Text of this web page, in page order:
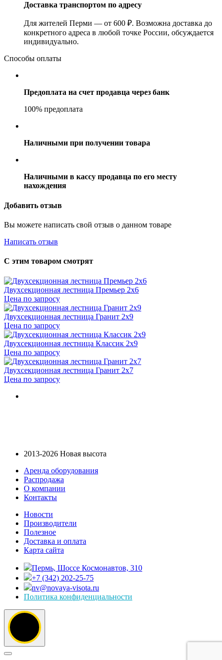
Доставка транспортом по адресу
Для жителей Перми — от 600 ₽. Возможна доставка до
конкретного адреса в любой точке России, обсуждается
индивидуально.
Способы оплаты
Предоплата на счет продавца через банк
100% предоплата
Наличными при получении товара
Наличными в кассу продавца по его месту
нахождения
Добавить отзыв
Вы можете написать свой отзыв о данном товаре
Написать отзыв
С этим товаром смотрят
Двухсекционная лестница Премьер 2x6
Цена по запросу
Двухсекционная лестница Гранит 2х9
Цена по запросу
Двухсекционная лестница Классик 2х9
Цена по запросу
Двухсекционная лестница Гранит 2х7
Цена по запросу
2013-2026 Новая высота
Аренда оборудования
Распродажа
О компании
Контакты
Новости
Производители
Полезное
Доставка и оплата
Карта сайта
Пермь, Шоссе Космонавтов, 310
+7 (342) 202-25-75
nv@novaya-visota.ru
Политика конфиденциальности